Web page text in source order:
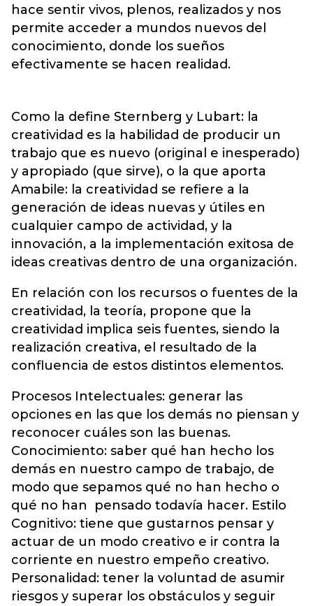
hace sentir vivos, plenos, realizados y nos
permite acceder a mundos nuevos del
conocimiento, donde los sueños
efectivamente se hacen realidad.
Como la define Sternberg y Lubart: la
creatividad es la habilidad de producir un
trabajo que es nuevo (original e inesperado)
y apropiado (que sirve), o la que aporta
Amabile: la creatividad se refiere a la
generación de ideas nuevas y útiles en
cualquier campo de actividad, y la
innovación, a la implementación exitosa de
ideas creativas dentro de una organización.
En relación con los recursos o fuentes de la
creatividad, la teoría, propone que la
creatividad implica seis fuentes, siendo la
realización creativa, el resultado de la
confluencia de estos distintos elementos.
Procesos Intelectuales: generar las
opciones en las que los demás no piensan y
reconocer cuáles son las buenas.
Conocimiento: saber qué han hecho los
demás en nuestro campo de trabajo, de
modo que sepamos qué no han hecho o
qué no han pensado todavía hacer. Estilo
Cognitivo: tiene que gustarnos pensar y
actuar de un modo creativo e ir contra la
corriente en nuestro empeño creativo.
Personalidad: tener la voluntad de asumir
riesgos y superar los obstáculos y seguir